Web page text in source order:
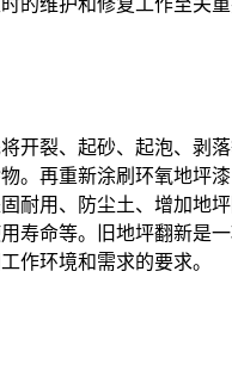
开裂、起砂、起泡、剥落
。再重新涂刷环氧地坪
耐用、防尘土、增加地
寿命等。旧地坪翻新是
作环境和需求的要求。